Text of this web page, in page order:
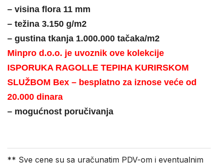
– visina flora 11 mm
– težina 3.150 g/m2
– gustina tkanja 1.000.000 tačaka/m2
Minpro d.o.o. je uvoznik ove kolekcije
ISPORUKA RAGOLLE TEPIHA KURIRSKOM
SLUŽBOM Bex – besplatno za iznose veće od
20.000 dinara
– mogućnost poručivanja
** Sve cene su sa uračunatim PDV-om i eventualnim